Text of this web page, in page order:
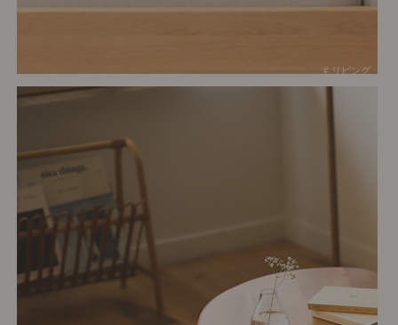
# リビング